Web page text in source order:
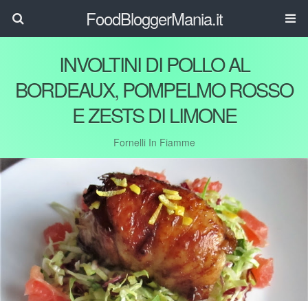
FoodBloggerMania.it
INVOLTINI DI POLLO AL
BORDEAUX, POMPELMO ROSSO
E ZESTS DI LIMONE
Fornelli In Fiamme